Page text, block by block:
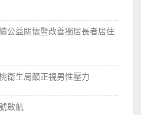
公益關懷暨改善獨居長者居住
衛生局籲正視男性壓力
啟航